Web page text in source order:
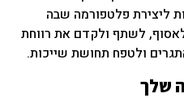
ליצירת פלטפורמה שבה
לשתף ולקדם את רווחת
ולטפח תחושת שייכות.
שלך